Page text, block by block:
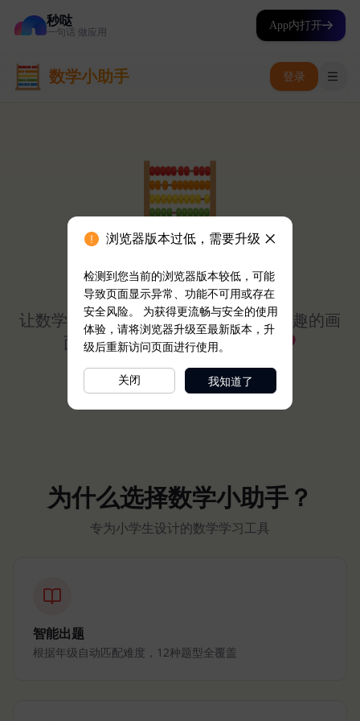
秒哒
一句话 做应用
App内打开
浏览器版本过低，需要升级
检测到您当前的浏览器版本较低，可能
导致页面显示异常、功能不可用或存在
安全风险。 为获得更流畅与安全的使用
体验，请将浏览器升级至最新版本，升
级后重新访问页面进行使用。
关闭 我知道了